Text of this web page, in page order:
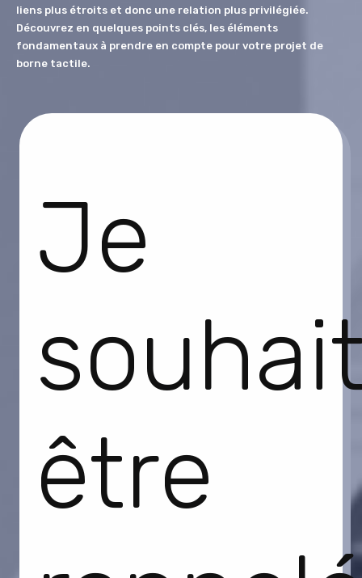
Je
être
liens plus étroits et donc une relation plus privilégiée.
Découvrez en quelques points clés, les éléments
fondamentaux à prendre en compte pour votre projet de
borne tactile.